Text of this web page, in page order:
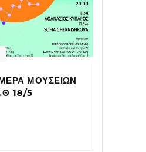
ΜΟΥΣΕΙΩΝ
18/5